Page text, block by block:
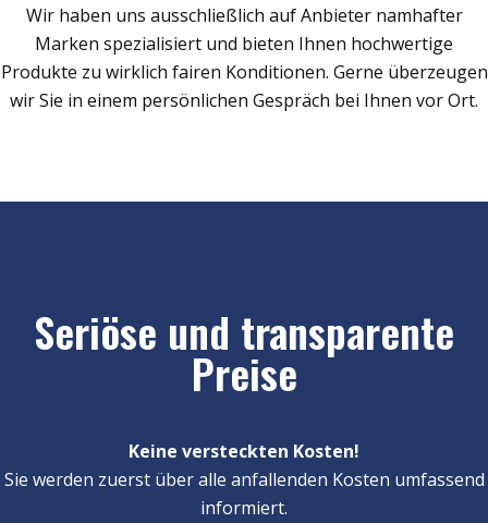
Wir haben uns ausschließlich auf Anbieter namhafter
Marken spezialisiert und bieten Ihnen hochwertige
Produkte zu wirklich fairen Konditionen. Gerne überzeugen
wir Sie in einem persönlichen Gespräch bei Ihnen vor Ort.
Seriöse und transparente
Preise
Keine versteckten Kosten!
Sie werden zuerst über alle anfallenden Kosten umfassend
informiert.